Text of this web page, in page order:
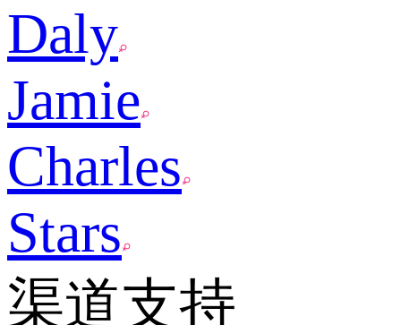
Daly
Jamie
Charles
Stars
渠道支持